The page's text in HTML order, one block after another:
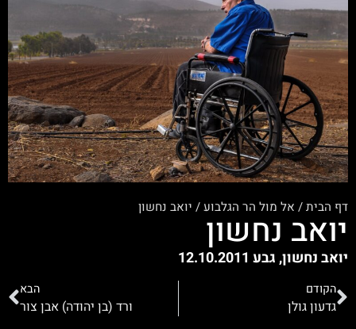
דף הבית/ אל מול הר הגלבוע/ יואב נחשון
יואב נחשון
יואב נחשון, גבע 12.10.2011
הקודם
גדעון גולן
הבא
ורד (בן יהודה) אבן צור